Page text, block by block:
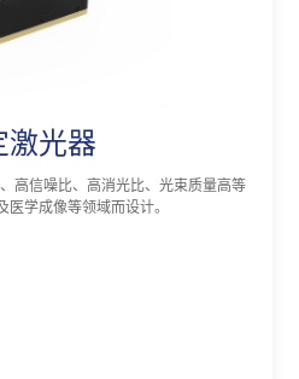
激光器
高信噪比、高消光比、光束质量高等
学成像等领域而设计。